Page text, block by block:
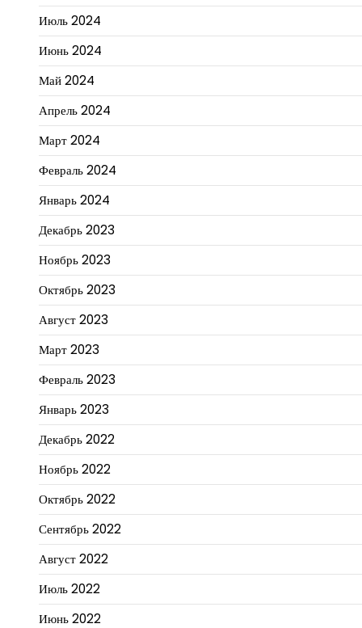
Июль 2024
Июнь 2024
Май 2024
Апрель 2024
Март 2024
Февраль 2024
Январь 2024
Декабрь 2023
Ноябрь 2023
Октябрь 2023
Август 2023
Март 2023
Февраль 2023
Январь 2023
Декабрь 2022
Ноябрь 2022
Октябрь 2022
Сентябрь 2022
Август 2022
Июль 2022
Июнь 2022